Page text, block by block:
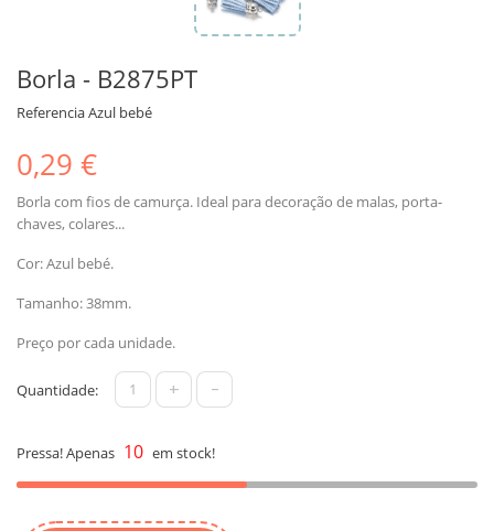
Borla - B2875PT
ReferenciaAzul bebé
0,29 €
Borla com fios de camurça. Ideal para decoração de malas, porta-
chaves, colares...
Cor: Azul bebé.
Tamanho: 38mm.
Preço por cada unidade.
Quantidade: + -
Pressa! Apenas 10 em stock!